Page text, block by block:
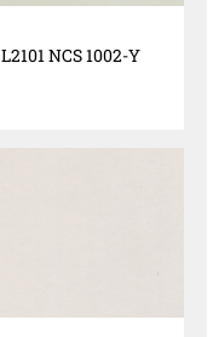
L2101 NCS 1002-Y